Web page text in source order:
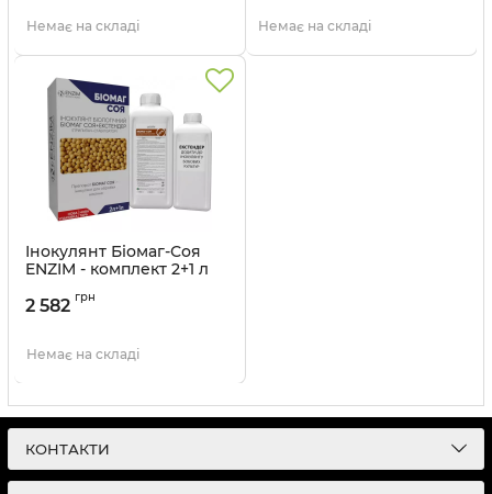
Немає на складі Немає на складі
Інокулянт Біомаг-Соя
ENZIM - комплект 2+1 л
2 582 грн
Немає на складі
КОНТАКТИ